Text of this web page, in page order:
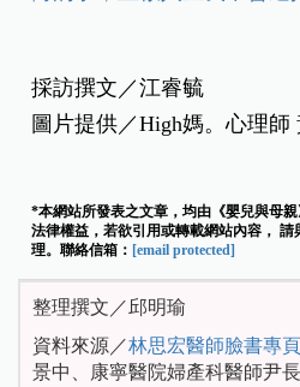
採訪撰文／江睿毓
圖片提供／High媽。心理師
*本網站所發表之文章，均由《嬰兒與母
法律權益，若欲引用或轉載網站內容，
理。聯絡信箱： [email protected]
整理撰文／邱明瑜
資料來源／林思宏醫師臉書專頁
景中、康寧醫院婦產科醫師尹